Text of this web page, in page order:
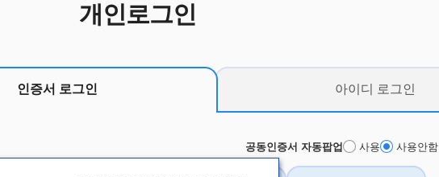
개인로그인
인증서 로그인
공동인증서 자동팝업 사용 사용안함
아이디 로그인